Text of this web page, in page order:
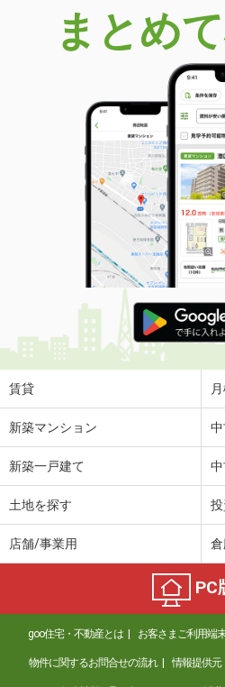
まとめ
賃貸
新築マンション
新築一戸建て
土地を探す
店舗/事業用
PC
goo住宅・不動産とは お客さまご利用端
物件に関するお問合せの流れ 情報提供元